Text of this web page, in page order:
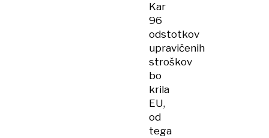
Kar
96
odstotkov
upravičenih
stroškov
bo
krila
EU,
od
tega